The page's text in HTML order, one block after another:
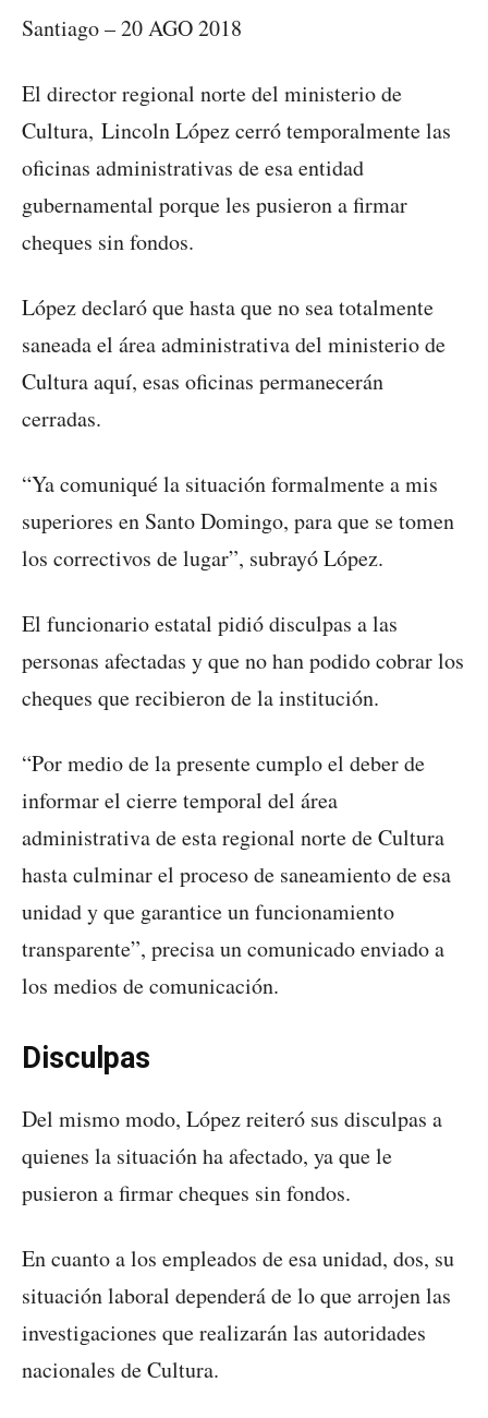
Santiago – 20 AGO 2018
El director regional norte del ministerio de
Cultura, Lincoln López cerró temporalmente las
oficinas administrativas de esa entidad
gubernamental porque les pusieron a firmar
cheques sin fondos.
López declaró que hasta que no sea totalmente
saneada el área administrativa del ministerio de
Cultura aquí, esas oficinas permanecerán
cerradas.
“Ya comuniqué la situación formalmente a mis
superiores en Santo Domingo, para que se tomen
los correctivos de lugar”, subrayó López.
El funcionario estatal pidió disculpas a las
personas afectadas y que no han podido cobrar los
cheques que recibieron de la institución.
“Por medio de la presente cumplo el deber de
informar el cierre temporal del área
administrativa de esta regional norte de Cultura
hasta culminar el proceso de saneamiento de esa
unidad y que garantice un funcionamiento
transparente”, precisa un comunicado enviado a
los medios de comunicación.
Disculpas
Del mismo modo, López reiteró sus disculpas a
quienes la situación ha afectado, ya que le
pusieron a firmar cheques sin fondos.
En cuanto a los empleados de esa unidad, dos, su
situación laboral dependerá de lo que arrojen las
investigaciones que realizarán las autoridades
nacionales de Cultura.